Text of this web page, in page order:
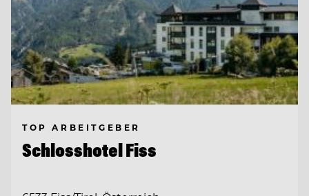
TOP ARBEITGEBER
Schlosshotel Fiss